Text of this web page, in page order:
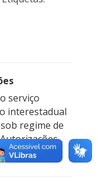
serviço
interestadual
regime de